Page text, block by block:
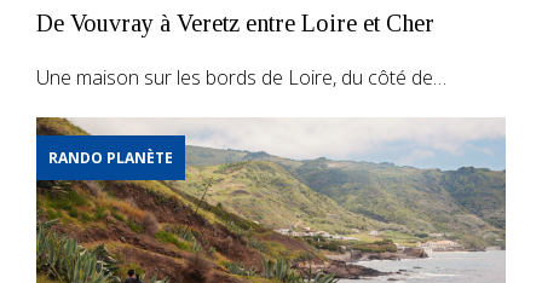
De Vouvray à Veretz entre Loire et Cher
Une maison sur les bords de Loire, du côté de…
RANDO PLANÈTE